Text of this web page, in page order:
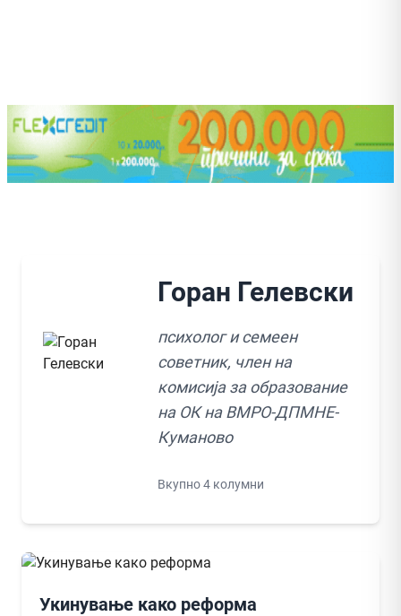
Горан Гелевски
психолог и семеен
советник, член на
комисија за образование
на ОК на ВМРО-ДПМНЕ-
Куманово
Вкупно 4 колумни
Укинување како реформа